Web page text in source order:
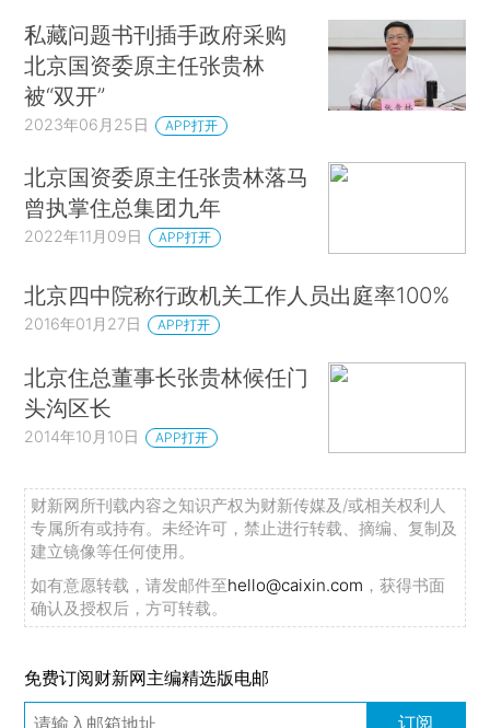
私藏问题书刊插手政府采购
北京国资委原主任张贵林
被“双开”
2023年06月25日 APP打开
北京国资委原主任张贵林落马
曾执掌住总集团九年
2022年11月09日 APP打开
北京四中院称行政机关工作人员出庭率100%
2016年01月27日 APP打开
北京住总董事长张贵林候任门
头沟区长
2014年10月10日 APP打开
财新网所刊载内容之知识产权为财新传媒及/或相关权利人
专属所有或持有。未经许可，禁止进行转载、摘编、复制及
建立镜像等任何使用。
如有意愿转载，请发邮件至hello@caixin.com ，获得书面
确认及授权后，方可转载。
免费订阅财新网主编精选版电邮
订阅